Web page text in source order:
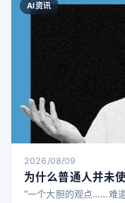
AI资讯
2026/08/09
为什么普通人并未
“一个大胆的观点……难